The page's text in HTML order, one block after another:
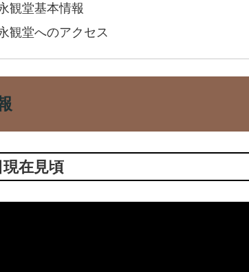
観堂基本情報
観堂へのアクセス
在見頃